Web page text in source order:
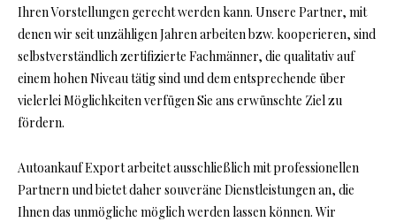
Ihren Vorstellungen gerecht werden kann. Unsere Partner, mit
denen wir seit unzähligen Jahren arbeiten bzw. kooperieren, sind
selbstverständlich zertifizierte Fachmänner, die qualitativ auf
einem hohen Niveau tätig sind und dem entsprechende über
vielerlei Möglichkeiten verfügen Sie ans erwünschte Ziel zu
fördern.
Autoankauf Export arbeitet ausschließlich mit professionellen
Partnern und bietet daher souveräne Dienstleistungen an, die
Ihnen das unmögliche möglich werden lassen können. Wir